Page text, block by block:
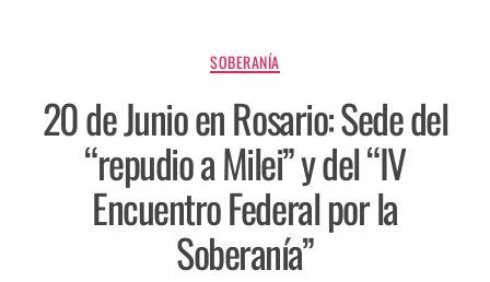
SOBERANÍA
20 de Junio en Rosario: Sede del
“repudio a Milei” y del “IV
Encuentro Federal por la
Soberanía”